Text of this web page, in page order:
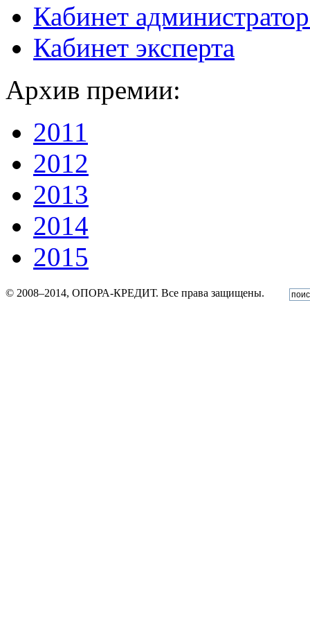
Кабинет
Кабинет эксперта
Архив премии:
2011
2012
2013
2014
2015
© 2008–2014, ОПОРА-КРЕДИТ. Все права защищены.